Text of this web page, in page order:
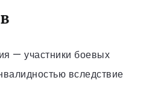
— участники боевых
вследствие